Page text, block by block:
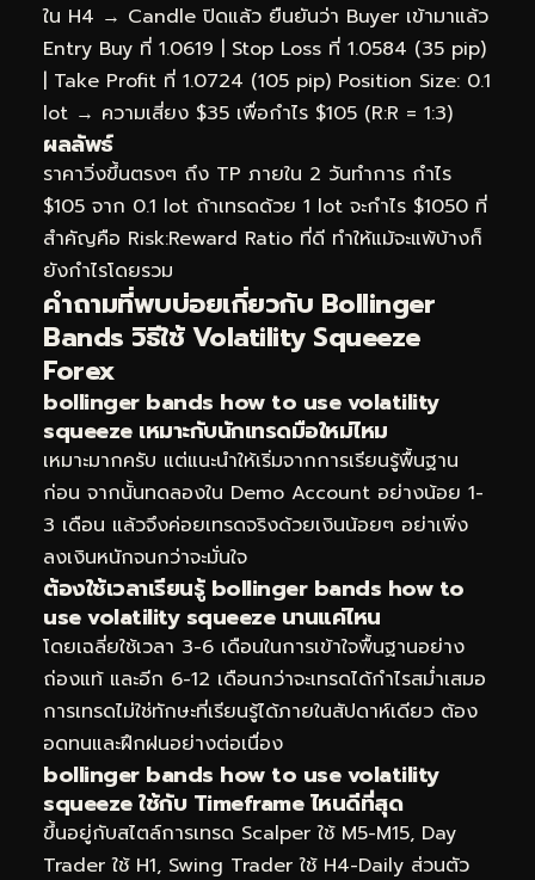
ใน H4 → Candle ปิดแล้ว ยืนยันว่า Buyer เข้ามาแล้ว
Entry Buy ที่ 1.0619 | Stop Loss ที่ 1.0584 (35 pip)
| Take Profit ที่ 1.0724 (105 pip) Position Size: 0.1
lot → ความเสี่ยง $35 เพื่อกำไร $105 (R:R = 1:3)
ผลลัพธ์
ราคาวิ่งขึ้นตรงๆ ถึง TP ภายใน 2 วันทำการ กำไร
$105 จาก 0.1 lot ถ้าเทรดด้วย 1 lot จะกำไร $1050 ที่
สำคัญคือ Risk:Reward Ratio ที่ดี ทำให้แม้จะแพ้บ้างก็
ยังกำไรโดยรวม
คำถามที่พบบ่อยเกี่ยวกับ Bollinger
Bands วิธีใช้ Volatility Squeeze
Forex
bollinger bands how to use volatility
squeeze เหมาะกับนักเทรดมือใหม่ไหม
เหมาะมากครับ แต่แนะนำให้เริ่มจากการเรียนรู้พื้นฐาน
ก่อน จากนั้นทดลองใน Demo Account อย่างน้อย 1-
3 เดือน แล้วจึงค่อยเทรดจริงด้วยเงินน้อยๆ อย่าเพิ่ง
ลงเงินหนักจนกว่าจะมั่นใจ
ต้องใช้เวลาเรียนรู้ bollinger bands how to
use volatility squeeze นานแค่ไหน
โดยเฉลี่ยใช้เวลา 3-6 เดือนในการเข้าใจพื้นฐานอย่าง
ถ่องแท้ และอีก 6-12 เดือนกว่าจะเทรดได้กำไรสม่ำเสมอ
การเทรดไม่ใช่ทักษะที่เรียนรู้ได้ภายในสัปดาห์เดียว ต้อง
อดทนและฝึกฝนอย่างต่อเนื่อง
bollinger bands how to use volatility
squeeze ใช้กับ Timeframe ไหนดีที่สุด
ขึ้นอยู่กับสไตล์การเทรด Scalper ใช้ M5-M15, Day
Trader ใช้ H1, Swing Trader ใช้ H4-Daily ส่วนตัว